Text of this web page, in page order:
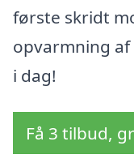
første skridt
opvarmning
i dag!
Få 3 tilbud,